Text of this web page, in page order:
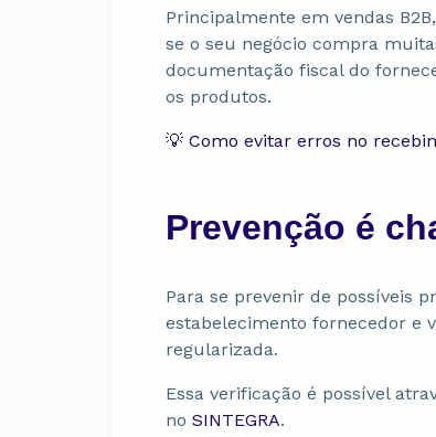
Principalmente em vendas
se o seu negócio compra
documentação fiscal do
os produtos.
💡 Como evitar erros no
Prevenção é
Para se prevenir de possíveis
estabelecimento fornecedor e
regularizada.
Essa verificação é possível
no SINTEGRA.